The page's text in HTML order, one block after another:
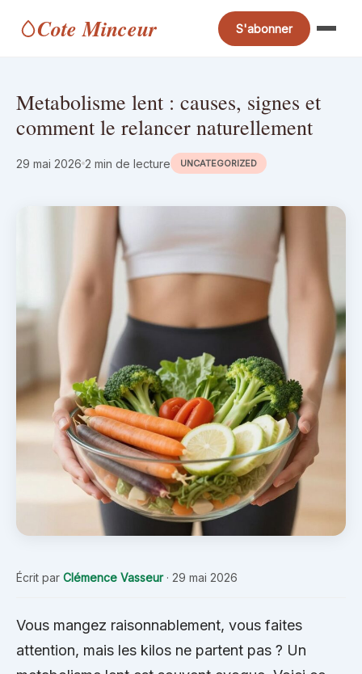
Cote Minceur S'abonner
Metabolisme lent : causes, signes et
comment le relancer naturellement
29 mai 2026 2 min de lecture UNCATEGORIZED
Écrit par Clémence Vasseur· 29 mai 2026
Vous mangez raisonnablement, vous faites
attention, mais les kilos ne partent pas ? Un